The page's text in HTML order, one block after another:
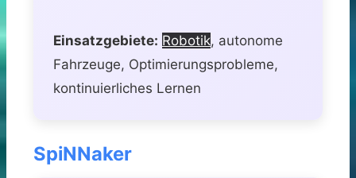
Einsatzgebiete: Robotik, autonome
Fahrzeuge, Optimierungsprobleme,
kontinuierliches Lernen
SpiNNaker